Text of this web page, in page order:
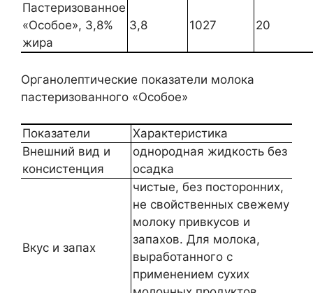
Пастеризованное
«Особое», 3,8%
жира
3,8 1027 20
Органолептические показатели молока
пастеризованного «Особое»
Показатели
Характеристика
Внешний вид и
консистенция
однородная жидкость без
осадка
Вкус и запах
чистые, без посторонних,
не свойственных свежему
молоку привкусов и
запахов. Для молока,
выработанного с
применением сухих